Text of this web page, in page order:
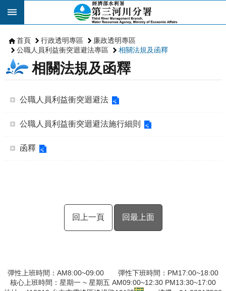
跳到主要內容區塊
首頁 行政透明專區
廉政透明專區
公職人員利益衝突迴避法專區
相關法規及函釋
相關法規及函釋
公職人員利益衝突迴避法
公職人員利益衝突迴避法施行細則
函釋
回上一頁 回最上面
彈性上班時間：AM8:00~09:00 彈性下班時間：PM17:00~18:00
核心上班時間：星期一 ~ 星期五 AM09:00~12:30 PM13:30~17:00